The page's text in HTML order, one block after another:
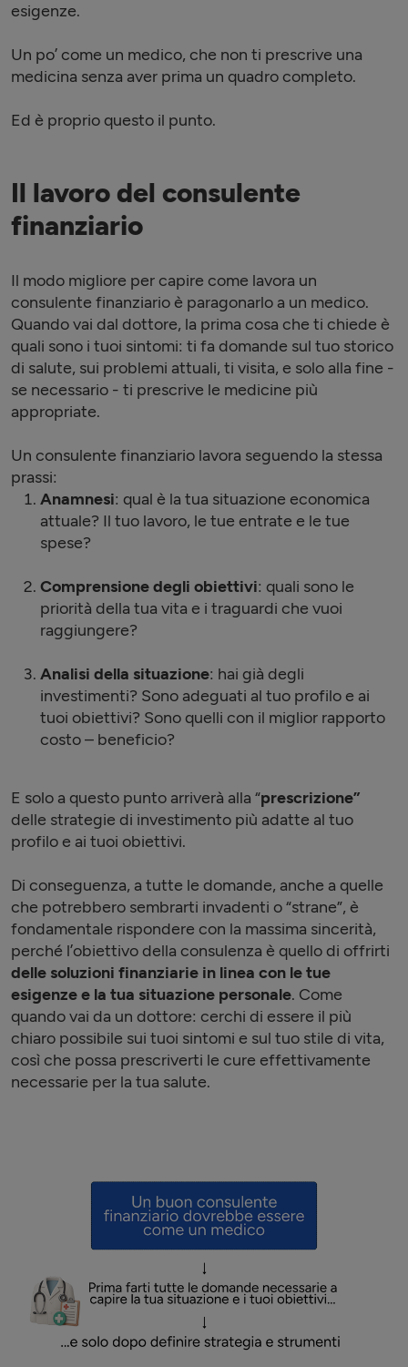
esigenze.
Un po’ come un medico, che non ti prescrive una
medicina senza aver prima un quadro completo.
Ed è proprio questo il punto.
Il lavoro del consulente
finanziario
Il modo migliore per capire come lavora un
consulente finanziario è paragonarlo a un medico.
Quando vai dal dottore, la prima cosa che ti chiede è
quali sono i tuoi sintomi: ti fa domande sul tuo storico
di salute, sui problemi attuali, ti visita, e solo alla fine -
se necessario - ti prescrive le medicine più
appropriate.
Un consulente finanziario lavora seguendo la stessa
prassi:
Anamnesi: qual è la tua situazione economica
attuale? Il tuo lavoro, le tue entrate e le tue
spese?
Comprensione degli obiettivi: quali sono le
priorità della tua vita e i traguardi che vuoi
raggiungere?
Analisi della situazione: hai già degli
investimenti? Sono adeguati al tuo profilo e ai
tuoi obiettivi? Sono quelli con il miglior rapporto
costo – beneficio?
E solo a questo punto arriverà alla “prescrizione”
delle strategie di investimento più adatte al tuo
profilo e ai tuoi obiettivi.
Di conseguenza, a tutte le domande, anche a quelle
che potrebbero sembrarti invadenti o “strane”, è
fondamentale rispondere con la massima sincerità,
perché l’obiettivo della consulenza è quello di offrirti
delle soluzioni finanziarie in linea con le tue
esigenze e la tua situazione personale. Come
quando vai da un dottore: cerchi di essere il più
chiaro possibile sui tuoi sintomi e sul tuo stile di vita,
così che possa prescriverti le cure effettivamente
necessarie per la tua salute.